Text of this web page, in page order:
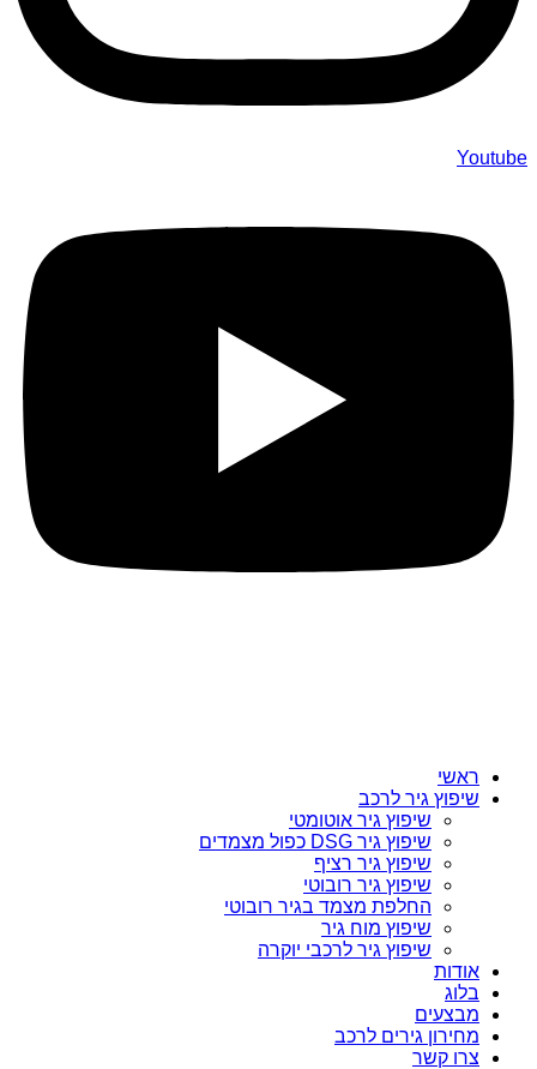
Youtube
ראשי
שיפוץ גיר לרכב
שיפוץ גיר אוטומטי
שיפוץ גיר DSG כפול מצמדים
שיפוץ גיר רציף
שיפוץ גיר רובוטי
החלפת מצמד בגיר רובוטי
שיפוץ מוח גיר
שיפוץ גיר לרכבי יוקרה
אודות
בלוג
מבצעים
מחירון גירים לרכב
צרו קשר